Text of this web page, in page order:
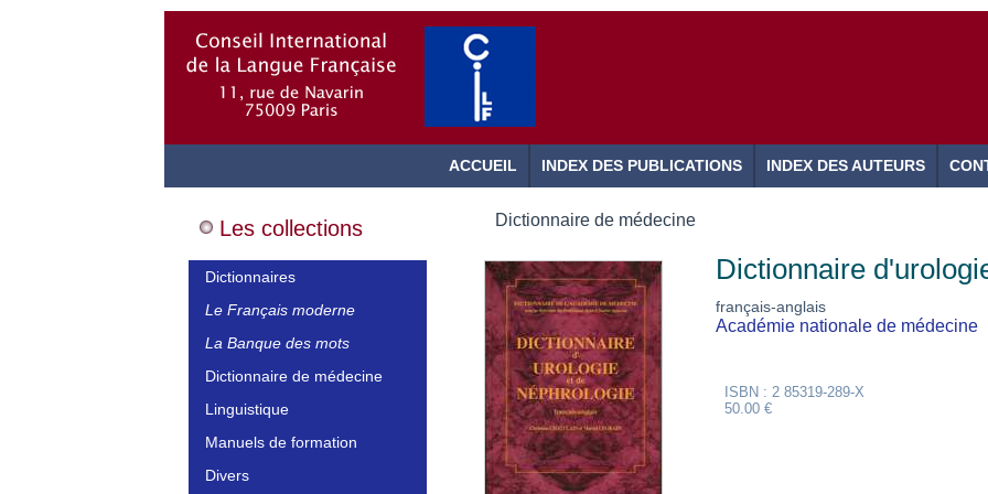
ACCUEIL INDEX DES PUBLICATIONS INDEX DES AUTEURS
Les collections
Dictionnaires
Le Français moderne
La Banque des mots
Dictionnaire de médecine
Linguistique
Manuels de formation
Divers
Dictionnaire de médecine
Dictionnaire
français-anglais
Académie nationale de médecine
ISBN : 2 85319-289-X
50.00 €